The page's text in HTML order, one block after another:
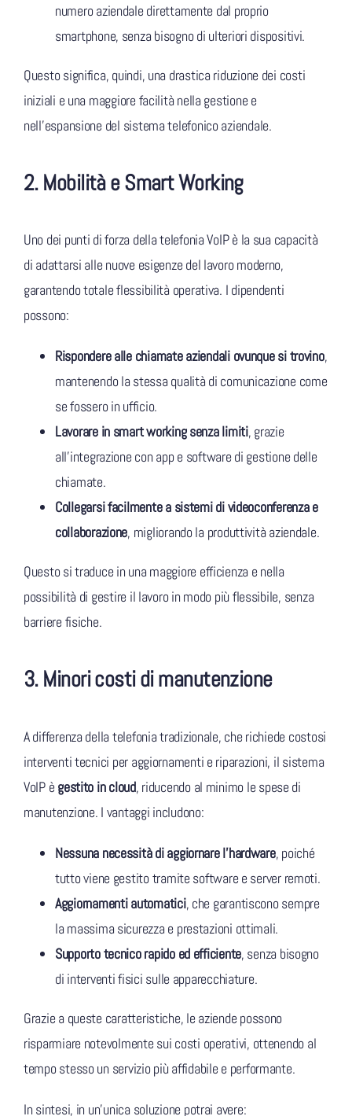
numero aziendale direttamente dal proprio
smartphone, senza bisogno di ulteriori dispositivi.
Questo significa, quindi, una drastica riduzione dei costi
iniziali e una maggiore facilità nella gestione e
nell’espansione del sistema telefonico aziendale.
2. Mobilità e Smart Working
Uno dei punti di forza della telefonia VoIP è la sua capacità
di adattarsi alle nuove esigenze del lavoro moderno,
garantendo totale flessibilità operativa. I dipendenti
possono:
Rispondere alle chiamate aziendali ovunque si trovino,
mantenendo la stessa qualità di comunicazione come
se fossero in ufficio.
Lavorare in smart working senza limiti, grazie
all’integrazione con app e software di gestione delle
chiamate.
Collegarsi facilmente a sistemi di videoconferenza e
collaborazione, migliorando la produttività aziendale.
Questo si traduce in una maggiore efficienza e nella
possibilità di gestire il lavoro in modo più flessibile, senza
barriere fisiche.
3. Minori costi di manutenzione
A differenza della telefonia tradizionale, che richiede costosi
interventi tecnici per aggiornamenti e riparazioni, il sistema
VoIP è gestito in cloud, riducendo al minimo le spese di
manutenzione. I vantaggi includono:
Nessuna necessità di aggiornare l’hardware, poiché
tutto viene gestito tramite software e server remoti.
Aggiornamenti automatici, che garantiscono sempre
la massima sicurezza e prestazioni ottimali.
Supporto tecnico rapido ed efficiente, senza bisogno
di interventi fisici sulle apparecchiature.
Grazie a queste caratteristiche, le aziende possono
risparmiare notevolmente sui costi operativi, ottenendo al
tempo stesso un servizio più affidabile e performante.
In sintesi, in un’unica soluzione potrai avere: